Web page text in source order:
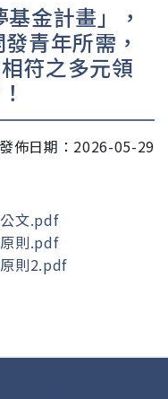
金計畫」，
青年所需，
符之多元領
發佈日期：2026-05-29
文.pdf
則.pdf
則2.pdf